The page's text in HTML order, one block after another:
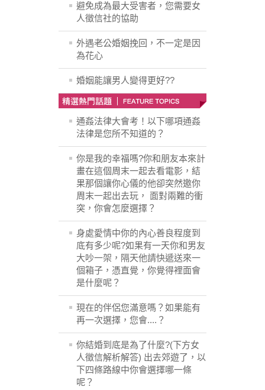
避免成為最大受害者，您需要女
人徵信社的協助
外遇老公婚姻挽回，不一定是因
為花心
婚姻能讓男人變得更好??
通姦法律大會考！以下哪項通姦
法律是您所不知道的？
你是我的幸福嗎?你和朋友本來計
畫在這個周末一起去看電影，結
果那個讓你心儀的他卻突然邀你
周末一起出去玩， 面對兩難的衝
突，你會怎麼選擇？
身處愛情中你的內心善良程度到
底有多少呢?如果有一天你和男友
大吵一架，隔天他請快遞送來一
個箱子，憑直覺，你覺得裡面會
是什麼呢？
現在的伴侶您滿意嗎？如果能有
再一次選擇，您會....？
你結婚到底是為了什麼?(下方女
人徵信解析解答) 出去郊遊了，以
下四條路線中你會選擇哪一條
呢？